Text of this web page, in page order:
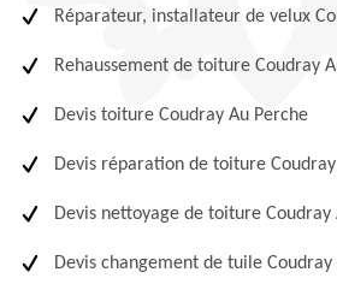
Réparateur, installateur de velux
Rehaussement de toiture Coudray
Devis toiture Coudray Au Perche
Devis réparation de toiture
Devis nettoyage de toiture Coudray
Devis changement de tuile Coudray